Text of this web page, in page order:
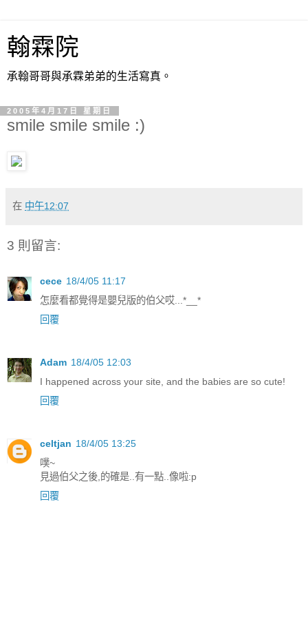
翰霖院
承翰哥哥與承霖弟弟的生活寫真。
2005年4月17日 星期日
smile smile smile :)
在 中午12:07
3 則留言:
cece 18/4/05 11:17
怎麼看都覺得是嬰兒版的伯父哎...*__*
回覆
Adam 18/4/05 12:03
I happened across your site, and the babies are so cute!
回覆
celtjan 18/4/05 13:25
噗~
見過伯父之後,的確是..有一點..像啦:p
回覆